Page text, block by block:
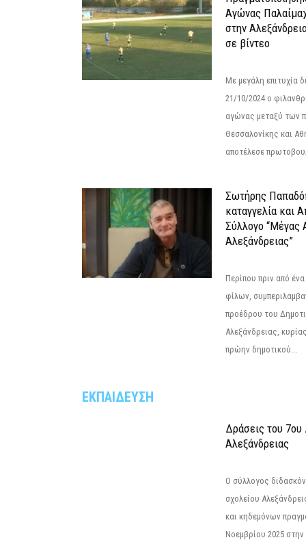
Αγώνας
στην
σε βίντεο
Με μεγάλη επιτυχία
21/10/2024 ο
αγώνας μεταξύ των
Θεσσαλονίκης και
αποτέλεσε
Σωτήρης
καταγγελία και
Σύλλογο “Μέγας
Αλεξάνδρειας”
Περίπου πριν από
φίλων,
προέδρου του
Αλεξάνδρειας,
πρώην δημοτικού...
ΕΚΠΑΙΔΕΥΣΗ
Δράσεις του 7ου
Αλεξάνδρειας
Ο σύλλογος
σχολείου
και κηδεμόνων
Νοεμβρίου 2025